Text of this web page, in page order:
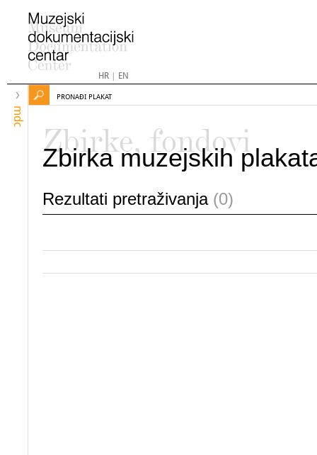
HR| EN
mdc
PRONAĐI PLAKAT
Zbirke, fondovi
Zbirka muzejskih
Rezultati pretraživanja (0)